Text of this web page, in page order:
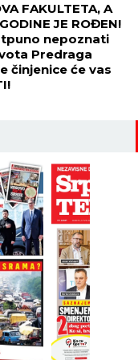
FAKULTETA, A
JE ROĐEN!
nepoznati
Predraga
činjenice će vas